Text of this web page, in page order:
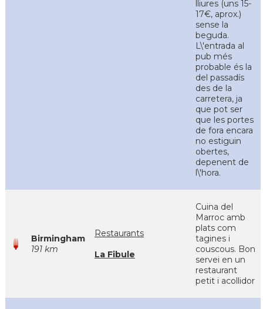
lliures (uns 15-
17€, aprox.)
sense la
beguda.
L\'entrada al
pub més
probable és la
del passadís
des de la
carretera, ja
que pot ser
que les portes
de fora encara
no estiguin
obertes,
depenent de
l\'hora.
Birmingham
191 km
Restaurants
La Fibule
Cuina del
Marroc amb
plats com
tagines i
couscous. Bon
servei en un
restaurant
petit i acollidor